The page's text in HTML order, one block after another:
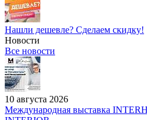
Нашли дешевле? Сделаем скидку!
Новости
Все новости
10 августа 2026
Международная выставка